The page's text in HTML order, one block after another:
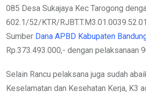
085 Desa Sukajaya Kec Tarogong
602.1/52/KTR/
Sumber Dana APBD Kabupaten
Rp.373.493.000,- dengan pelaksanaan
Selain Rancu pelaksana juga sudah
Keselamatan dan Kesehatan Kerja, K3